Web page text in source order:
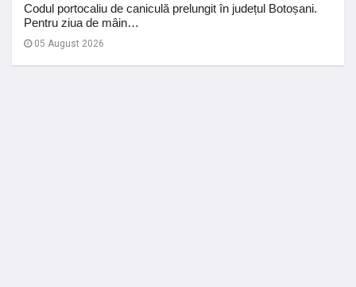
Codul portocaliu de caniculă prelungit în județul Botoșani.
Pentru ziua de mâin…
05 August 2026